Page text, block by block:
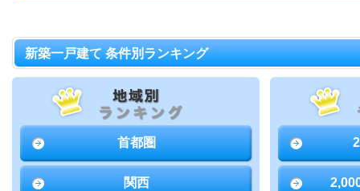
新築一戸建て 条件別ランキング
首都圏
関西